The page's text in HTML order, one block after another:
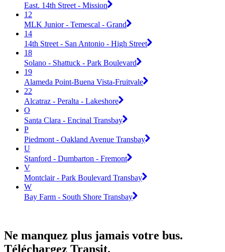
East. 14th Street - Mission
12
MLK Junior - Temescal - Grand
14
14th Street - San Antonio - High Street
18
Solano - Shattuck - Park Boulevard
19
Alameda Point-Buena Vista-Fruitvale
22
Alcatraz - Peralta - Lakeshore
O
Santa Clara - Encinal Transbay
P
Piedmont - Oakland Avenue Transbay
U
Stanford - Dumbarton - Fremont
V
Montclair - Park Boulevard Transbay
W
Bay Farm - South Shore Transbay
Ne manquez plus jamais votre bus.
Téléchargez Transit.